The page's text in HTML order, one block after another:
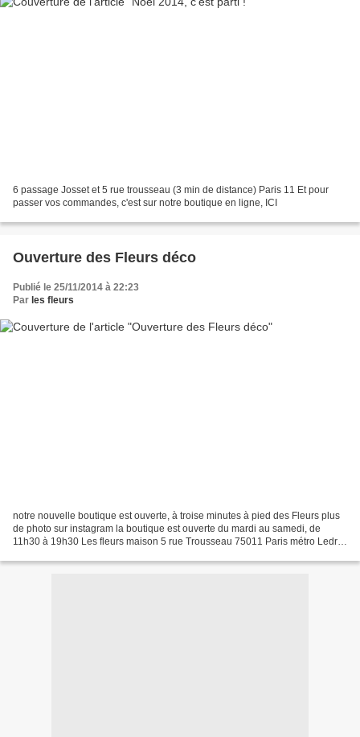
6 passage Josset et 5 rue trousseau (3 min de distance) Paris 11 Et pour
passer vos commandes, c'est sur notre boutique en ligne, ICI
Ouverture des Fleurs déco
Publié le 25/11/2014 à 22:23
Par les fleurs
notre nouvelle boutique est ouverte, à troise minutes à pied des Fleurs plus
de photo sur instagram la boutique est ouverte du mardi au samedi, de
11h30 à 19h30 Les fleurs maison 5 rue Trousseau 75011 Paris métro Ledru